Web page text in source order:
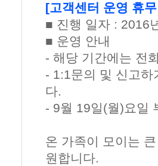
[고객센터 운영 휴
■ 진행 일자 : 2016
■ 운영 안내
- 해당 기간에는 전
- 1:1문의 및 신고
다.
- 9월 19일(월)요일
온 가족이 모이는
원합니다.